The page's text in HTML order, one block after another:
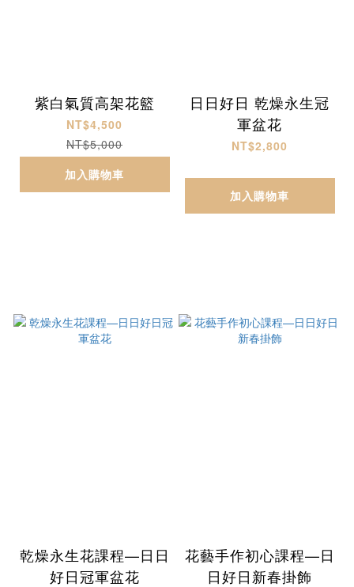
紫白氣質高架花籃
NT$4,500
NT$5,000
加入購物車
日日好日 乾燥永生冠
軍盆花
NT$2,800
加入購物車
乾燥永生花課程—日日
好日冠軍盆花
花藝手作初心課程—日
日好日新春掛飾